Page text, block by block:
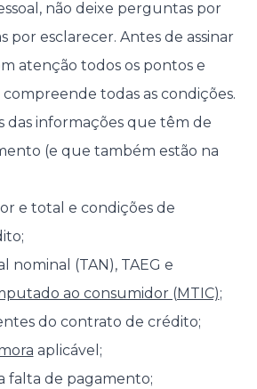
não deixe perguntas por
por esclarecer. Antes de assinar
atenção todos os pontos e
todas as condições.
das informações que têm de
(e que também estão na
e total e condições de
nominal (TAN), TAEG e
ao consumidor (MTIC);
do contrato de crédito;
aplicável;
falta de pagamento;